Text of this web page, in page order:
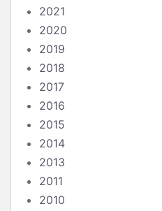
2021
2020
2019
2018
2017
2016
2015
2014
2013
2011
2010